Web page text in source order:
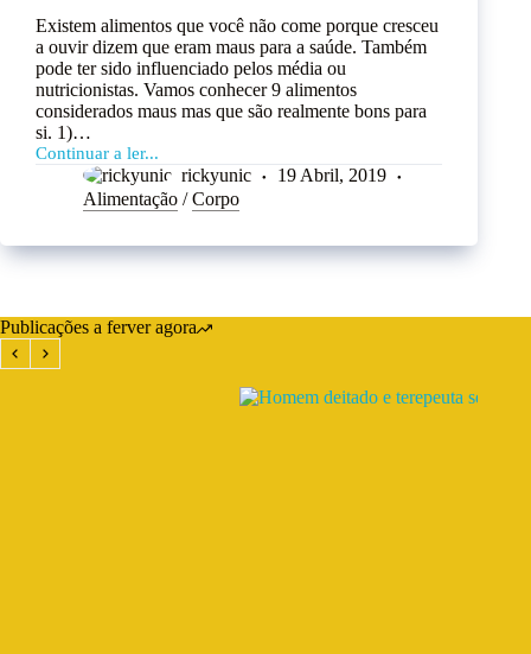
Existem alimentos que você não come porque cresceu
a ouvir dizem que eram maus para a saúde. Também
pode ter sido influenciado pelos média ou
nutricionistas. Vamos conhecer 9 alimentos
considerados maus mas que são realmente bons para
si. 1)…
Continuar a ler...
rickyunic
19 Abril, 2019
Alimentação /Corpo
Publicações a ferver agora